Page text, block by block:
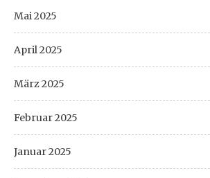
Mai 2025
April 2025
März 2025
Februar 2025
Januar 2025